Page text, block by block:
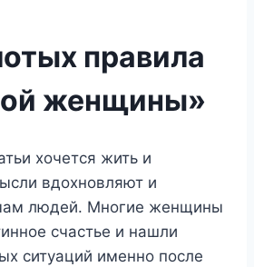
правила
женщины»
хочется жить и
вдохновляют и
людей. Многие женщины
счастье и нашли
ситуаций именно после